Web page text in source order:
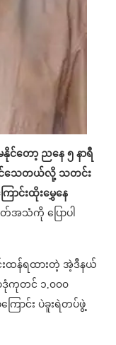
င်တော့ ညနေ ၅ နာရီ
တင်သေတယ်လို့ သတင်း
ောင်းထိုးမွှေနေ
အသံကို ပြောပါ
င်းထန်ရထားတဲ့ အဲ့ဒီနယ်
ဒုံကုတင် ၁,၀၀၀
ောင်း ပဲခူးရဲတပ်ဖွဲ့